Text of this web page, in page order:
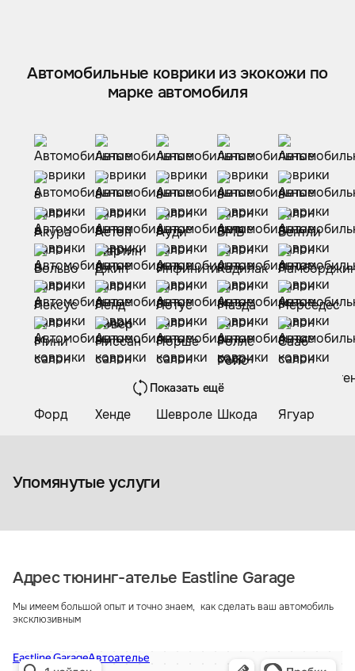
Автомобильные коврики из экокожи по
марке автомобиля
Показать ещё
Упомянутые услуги
Коврики из экокожи
Адрес тюнинг-ателье Eastline Garage
Мы имеем большой опыт и точно знаем, как сделать ваш автомобиль
эксклюзивным